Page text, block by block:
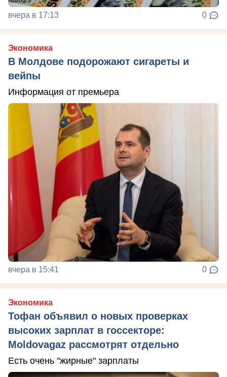
вчера в 17:13 0
Экономика
В Молдове подорожают сигареты и
вейпы
Информация от премьера
вчера в 15:41 0
Экономика
Тофан объявил о новых проверках
высоких зарплат в госсекторе:
Moldovagaz рассмотрят отдельно
Есть очень "жирные" зарплаты